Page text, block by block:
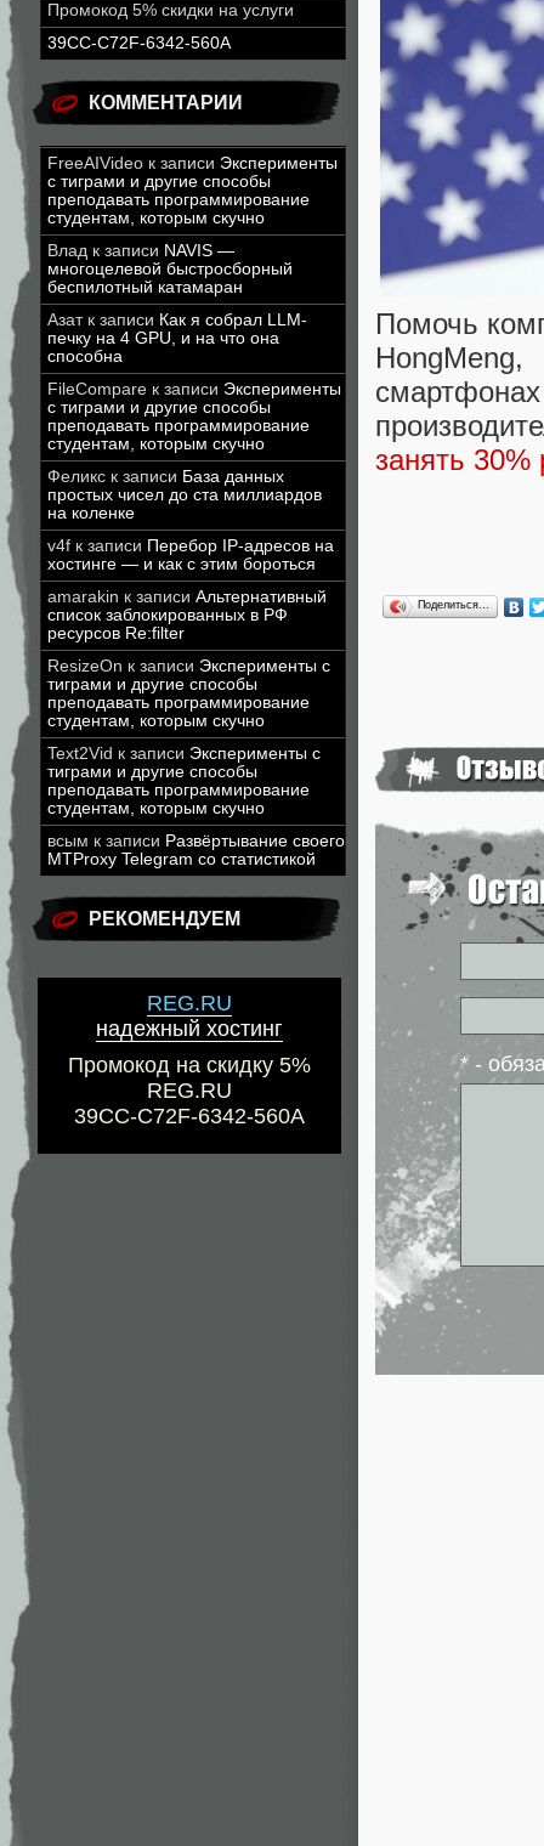
Промокод 5% скидки на услуги
39CC-C72F-6342-560A
КОММЕНТАРИИ
FreeAIVideo к записи Эксперименты
с тиграми и другие способы
преподавать программирование
студентам, которым скучно
Влад к записи NAVIS —
многоцелевой быстросборный
беспилотный катамаран
Азатк записи Как я собрал LLM-
печку на 4 GPU, и на что она
способна
FileCompare к записи Эксперименты
с тиграми и другие способы
преподавать программирование
студентам, которым скучно
Феликс к записи База данных
простых чисел до ста миллиардов
на коленке
v4f к записи Перебор IP-адресов на
хостинге — и как с этим бороться
amarakin к записи Альтернативный
список заблокированных в РФ
ресурсов Re:filter
ResizeOn к записи Эксперименты с
тиграми и другие способы
преподавать программирование
студентам, которым скучно
Text2Vid к записи Эксперименты с
тиграми и другие способы
преподавать программирование
студентам, которым скучно
всым к записи Развёртывание своего
MTProxy Telegram со статистикой
РЕКОМЕНДУЕМ
REG.RU
надежный хостинг
Промокод на скидку 5%
REG.RU
39CC-C72F-6342-560A
Помочь
занять 30%
Поделиться…
* -